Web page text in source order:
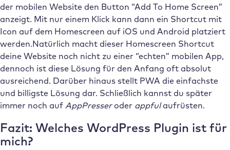
der mobilen Website den Button “Add To Home Screen”
anzeigt. Mit nur einem Klick kann dann ein Shortcut mit
Icon auf dem Homescreen auf iOS und Android platziert
werden.Natürlich macht dieser Homescreen Shortcut
deine Website noch nicht zu einer “echten” mobilen App,
dennoch ist diese Lösung für den Anfang oft absolut
ausreichend. Darüber hinaus stellt PWA die einfachste
und billigste Lösung dar. Schließlich kannst du später
immer noch auf AppPresseroder appfulaufrüsten.
Fazit: Welches WordPress Plugin ist für
mich?